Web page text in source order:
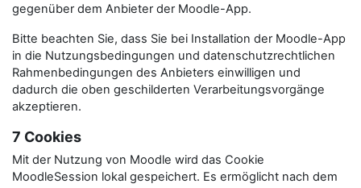
gegenüber dem Anbieter der Moodle-App.
Bitte beachten Sie, dass Sie bei Installation der Moodle-App
in die Nutzungsbedingungen und datenschutzrechtlichen
Rahmenbedingungen des Anbieters einwilligen und
dadurch die oben geschilderten Verarbeitungsvorgänge
akzeptieren.
7 Cookies
Mit der Nutzung von Moodle wird das Cookie
MoodleSession lokal gespeichert. Es ermöglicht nach dem